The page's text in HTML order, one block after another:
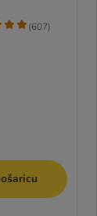
(607)